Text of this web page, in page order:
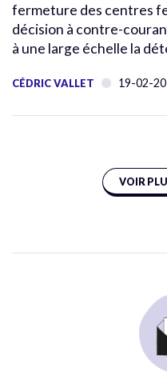
fermeture des centres
décision à contre-
à une large échelle la
CÉDRIC VALLET 19-02-
VOIR